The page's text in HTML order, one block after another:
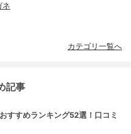
ネ
カテゴリ一覧へ
記事
すすめランキング52選！口コミ